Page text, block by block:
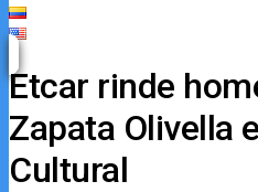
Etcar rinde
Zapata Olivella
Cultural